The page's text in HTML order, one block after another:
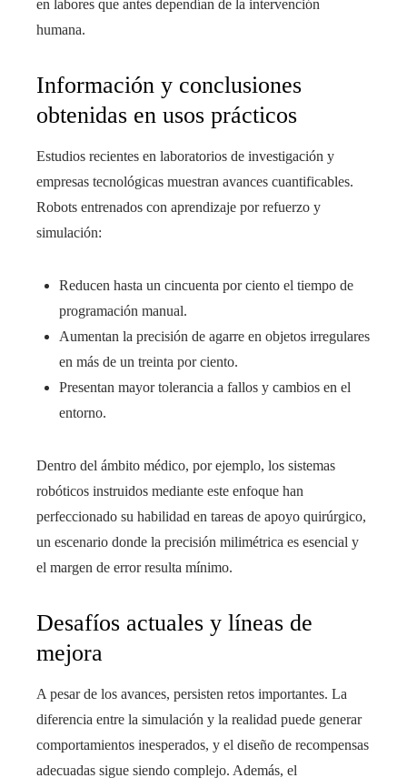
en labores que antes dependían de la intervención
humana.
Información y conclusiones
obtenidas en usos prácticos
Estudios recientes en laboratorios de investigación y
empresas tecnológicas muestran avances cuantificables.
Robots entrenados con aprendizaje por refuerzo y
simulación:
Reducen hasta un cincuenta por ciento el tiempo de
programación manual.
Aumentan la precisión de agarre en objetos irregulares
en más de un treinta por ciento.
Presentan mayor tolerancia a fallos y cambios en el
entorno.
Dentro del ámbito médico, por ejemplo, los sistemas
robóticos instruidos mediante este enfoque han
perfeccionado su habilidad en tareas de apoyo quirúrgico,
un escenario donde la precisión milimétrica es esencial y
el margen de error resulta mínimo.
Desafíos actuales y líneas de
mejora
A pesar de los avances, persisten retos importantes. La
diferencia entre la simulación y la realidad puede generar
comportamientos inesperados, y el diseño de recompensas
adecuadas sigue siendo complejo. Además, el